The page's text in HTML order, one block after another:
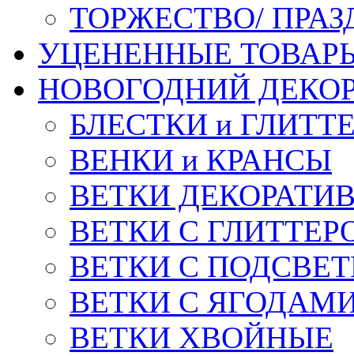
ТОРЖЕСТВО/
УЦЕНЕННЫЕ
НОВОГОДНИЙ
БЛЕСТКИ и
ВЕНКИ и КРАНСЫ
ВЕТКИ
ВЕТКИ С
ВЕТКИ С
ВЕТКИ С
ВЕТКИ ХВОЙНЫЕ